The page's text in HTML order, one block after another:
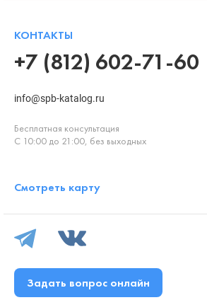
КОНТАКТЫ
+7 (812) 602-71-60
info@spb-katalog.ru
Бесплатная консультация
С 10:00 до 21:00, без выходных
Смотреть карту
Задать вопрос онлайн